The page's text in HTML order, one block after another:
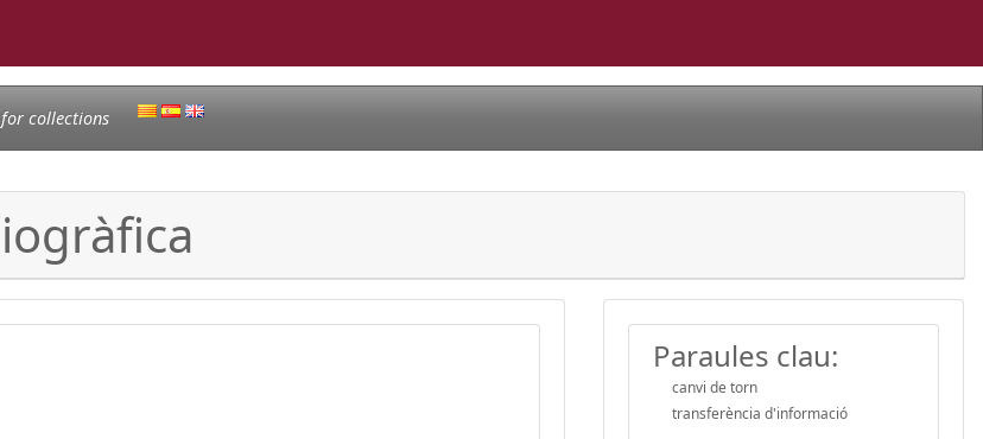
collections
Paraules clau:
canvi de torn
transferència d'informació